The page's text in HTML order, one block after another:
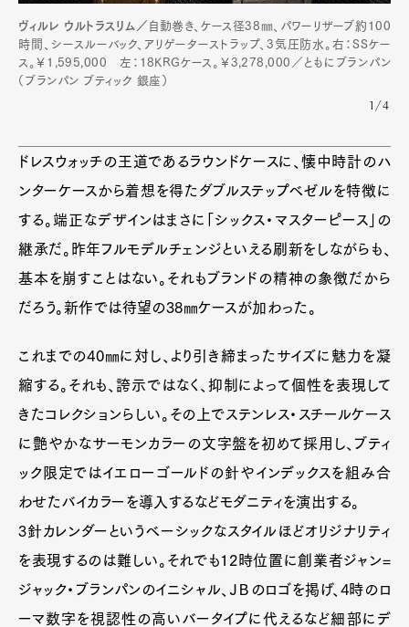
Art&Design Watch Fashion
Product Culture Lifestyle
ヴィルレ ウルトラスリム／ 自動巻き、ケース径38㎜、パワーリザーブ約100
時間、シースルーバック、アリゲーターストラップ、3気圧防水。右：SSケー
ス。￥1,595,000 左：18KRGケース。￥3,278,000／ともにブランパン
（ブランパン ブティック 銀座）
1/4
ドレスウォッチの王道であるラウンドケースに、懐中時計のハ
ンターケースから着想を得たダブルステップベゼルを特徴に
する。端正なデザインはまさに「シックス・マスターピース」の
継承だ。昨年フルモデルチェンジといえる刷新をしながらも、
基本を崩すことはない。それもブランドの精神の象徴だから
だろう。新作では待望の38㎜ケースが加わった。
これまでの40㎜に対し、より引き締まったサイズに魅力を凝
縮する。それも、誇示ではなく、抑制によって個性を表現して
きたコレクションらしい。その上でステンレス・スチールケース
に艶やかなサーモンカラーの文字盤を初めて採用し、ブティ
ック限定ではイエローゴールドの針やインデックスを組み合
わせたバイカラーを導入するなどモダニティを演出する。
3針カレンダーというベーシックなスタイルほどオリジナリティ
を表現するのは難しい。それでも12時位置に創業者ジャン=
ジャック・ブランパンのイニシャル、ＪＢのロゴを掲げ、4時のロ
ーマ数字を視認性の高いバータイプに代えるなど細部にデ